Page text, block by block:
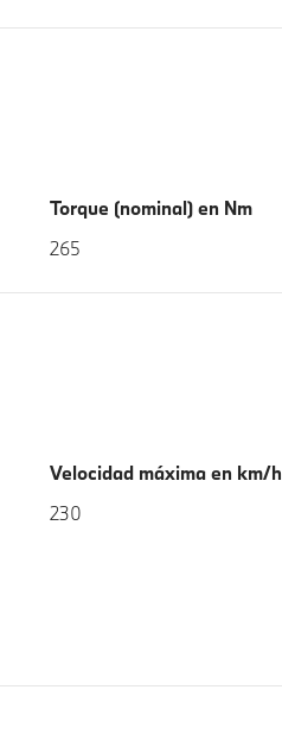
Torque (nominal) en Nm
265
Velocidad máxima en km/h
230